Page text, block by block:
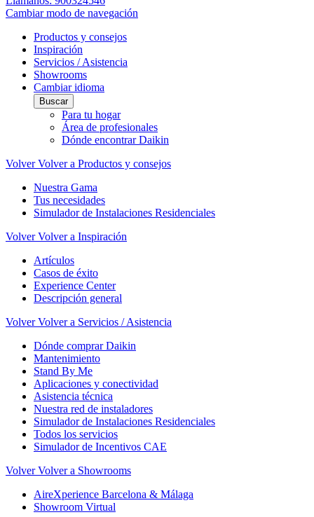
Cambiar modo de navegación
Productos y consejos
Inspiración
Servicios / Asistencia
Showrooms
Cambiar idioma
Buscar
Para tu hogar
Área de profesionales
Dónde encontrar Daikin
Volver Volver a Productos y consejos
Nuestra Gama
Tus necesidades
Simulador de Instalaciones Residenciales
Volver Volver a Inspiración
Artículos
Casos de éxito
Experience Center
Descripción general
Volver Volver a Servicios / Asistencia
Dónde comprar Daikin
Mantenimiento
Stand By Me
Aplicaciones y conectividad
Asistencia técnica
Nuestra red de instaladores
Simulador de Instalaciones Residenciales
Todos los servicios
Simulador de Incentivos CAE
Volver Volver a Showrooms
AireXperience Barcelona & Málaga
Showroom Virtual